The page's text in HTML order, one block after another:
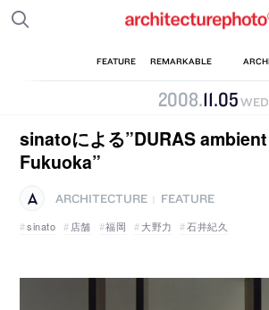
2008.11.05 WED
sinatoによる”DURAS ambient
Fukuoka”
ARCHITECTURE
FEATURE
sinato
店舗 福岡 大野力 石井紀久